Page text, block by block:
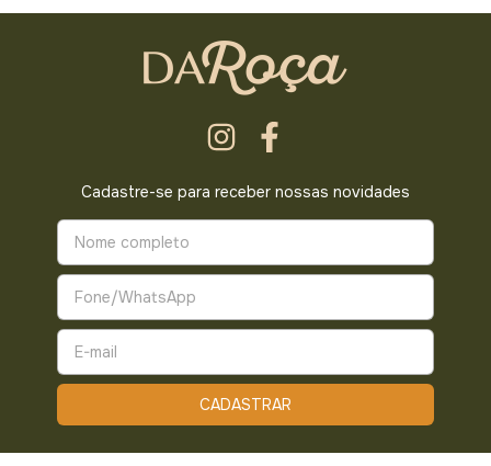
Cadastre-se para receber nossas novidades